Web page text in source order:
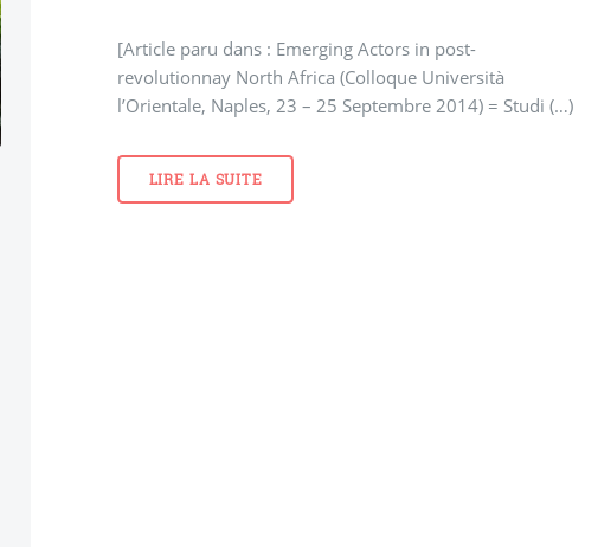
[Article paru dans : Emerging Actors in post-
revolutionnay North Africa (Colloque Università
l’Orientale, Naples, 23 – 25 Septembre 2014) = Studi (…)
LIRE LA SUITE